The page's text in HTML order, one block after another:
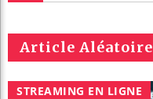
Article Aléatoire
STREAMING EN LIGNE